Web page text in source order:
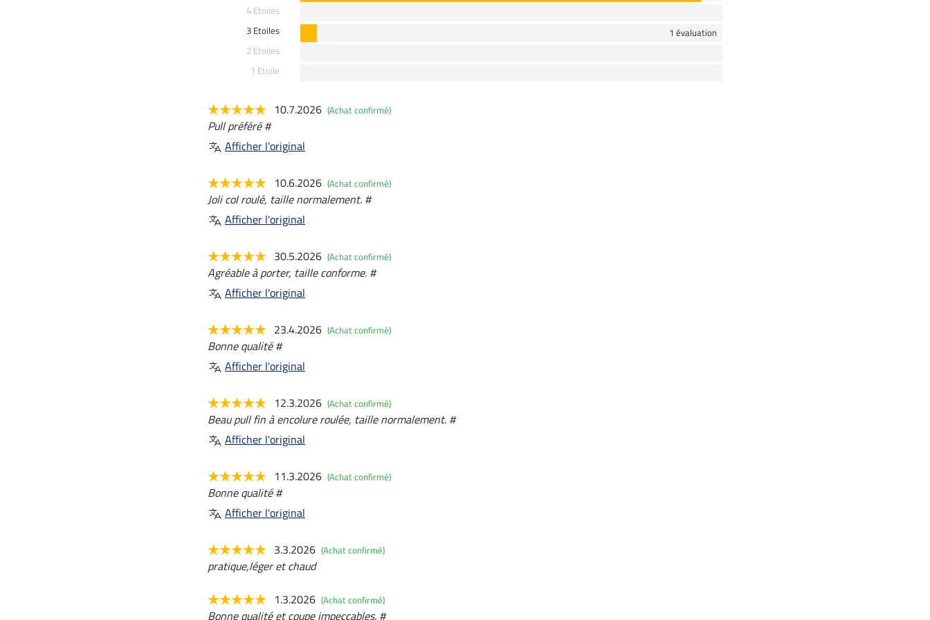
4 Etoiles
3 Etoiles
1 évaluation
2 Etoiles
1 Etoile
10.7.2026 (Achat confirmé)
Pull préféré #
Afficher l'original
10.6.2026 (Achat confirmé)
Joli col roulé, taille normalement. #
Afficher l'original
30.5.2026 (Achat confirmé)
Agréable à porter, taille conforme. #
Afficher l'original
23.4.2026 (Achat confirmé)
Bonne qualité #
Afficher l'original
12.3.2026 (Achat confirmé)
Beau pull fin à encolure roulée, taille normalement. #
Afficher l'original
11.3.2026 (Achat confirmé)
Bonne qualité #
Afficher l'original
3.3.2026 (Achat confirmé)
pratique,léger et chaud
1.3.2026 (Achat confirmé)
Bonne qualité et coupe impeccables. #